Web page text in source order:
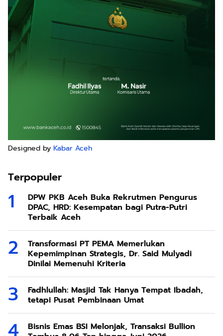
Designed by Kabar Aceh
Terpopuler
DPW PKB Aceh Buka Rekrutmen Pengurus
DPAC, HRD: Kesempatan bagi Putra-Putri
Terbaik Aceh
Transformasi PT PEMA Memerlukan
Kepemimpinan Strategis, Dr. Said Mulyadi
Dinilai Memenuhi Kriteria
Fadhlullah: Masjid Tak Hanya Tempat Ibadah,
tetapi Pusat Pembinaan Umat
Bisnis Emas BSI Melonjak, Transaksi Bullion